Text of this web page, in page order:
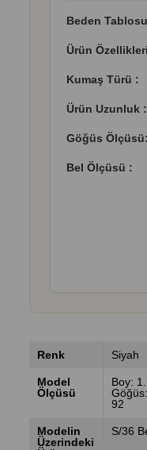
Beden
Ürün
Kumaş Türü :
Ürün Uzunluk :
Göğüs Ölçüsü:
Bel Ölçüsü :
Renk Siyah
Model
Ölçüsü
Boy:
92
Modelin
Üzerindeki
S/36